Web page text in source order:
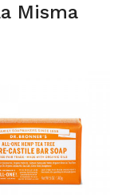
Misma